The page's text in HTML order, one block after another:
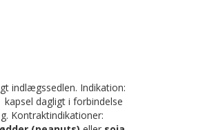
indlægssedlen. Indikation:
kapsel dagligt i forbindelse
Kontraktindikationer: